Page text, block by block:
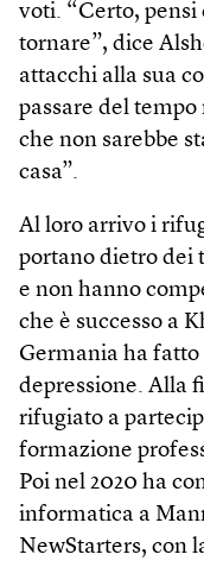
voti. “Certo, pensi
tornare”, dice
attacchi alla sua
passare del
che non sarebbe
casa”.
Al loro arrivo i
portano dietro dei
e non hanno
che è successo a
Germania ha fatto
depressione. Alla
rifugiato a
formazione
Poi nel 2020 ha
informatica a
NewStarters, con